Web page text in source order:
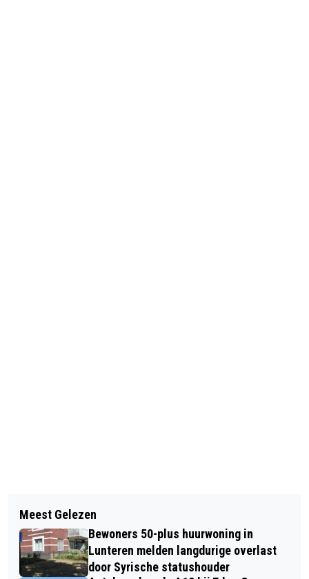
FIETSER OP FATBIKE AANGEREDEN
DOOR AUTO OP OVERSTEEKPLAATS IN
BARNEVELD
REGIO FOODVALLEY LANCEERT EIGEN
BROODJES: LOKAAL, DUURZAAM EN
SMAAKVOL
Meest Gelezen
Bewoners 50-plus huurwoning in
Lunteren melden langdurige overlast
door Syrische statushouder